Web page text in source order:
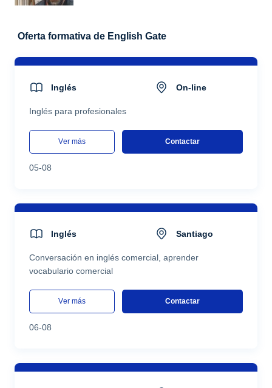
Oferta formativa de English Gate
Inglés On-line
Inglés para profesionales
ver más Contactar
05-08
Inglés Santiago
Conversación en inglés comercial, aprender
vocabulario comercial
ver más Contactar
06-08